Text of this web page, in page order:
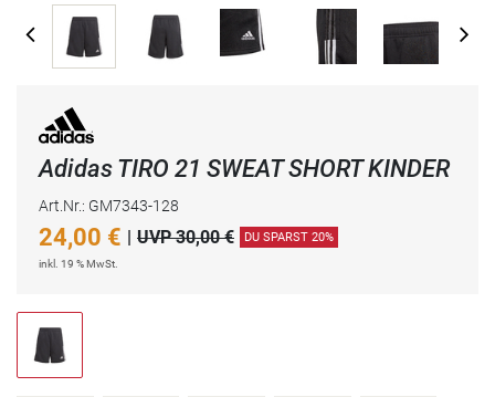
Adidas TIRO 21 SWEAT SHORT KINDER
Art.Nr.: GM7343-128
24,00 € | UVP 30,00 € DU SPARST 20%
inkl. 19 % MwSt.